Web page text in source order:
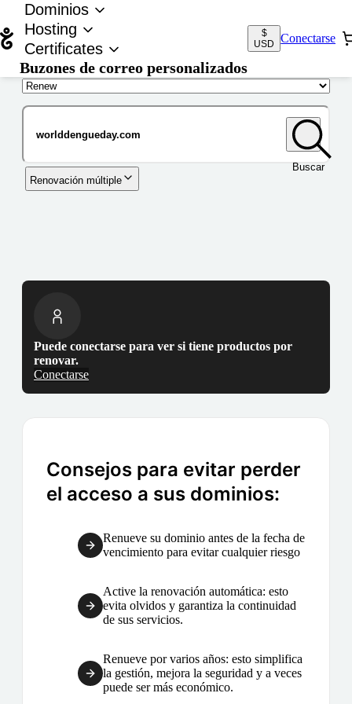
Dominios
Hosting
Certificates
Buzones de correo personalizados
$
USD
Conectarse
Buscar
Renovación múltiple
Puede conectarse para ver si tiene productos por
renovar.
Conectarse
Consejos para evitar perder
el acceso a sus dominios:
Renueve su dominio antes de la fecha de
vencimiento para evitar cualquier riesgo
Active la renovación automática: esto
evita olvidos y garantiza la continuidad
de sus servicios.
Renueve por varios años: esto simplifica
la gestión, mejora la seguridad y a veces
puede ser más económico.